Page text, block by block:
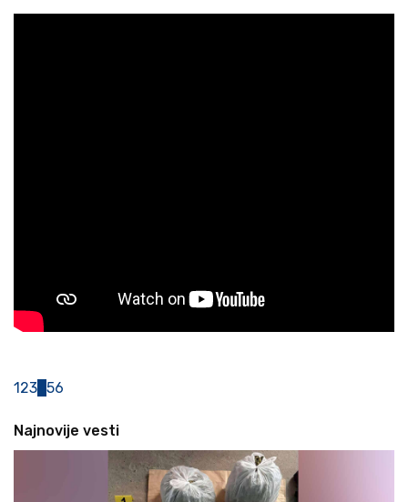
123 56
Najnovije vesti